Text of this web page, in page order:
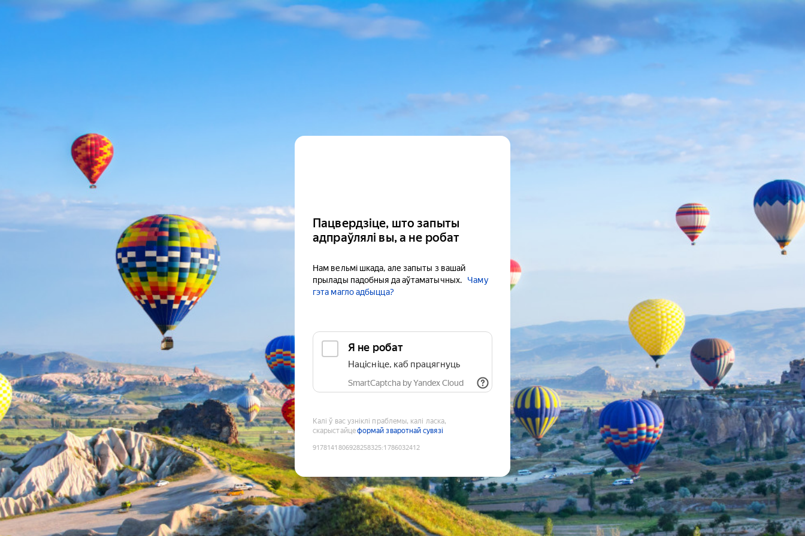
Пацвердзіце, што запыты
адпраўлялі вы, а не робат
Нам вельмі шкада, але запыты з вашай
прылады падобныя да аўтаматычных.
Чаму
гэта магло адбыцца?
Я не робат
Націсніце, каб працягнуць
SmartCaptcha by Yandex Cloud
Калі ў вас узніклі праблемы, калі ласка,
скарыстайцеформай зваротнай сувязі
9178141806928258325:1786032412